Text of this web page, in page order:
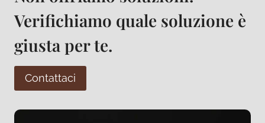
Verifichiamo quale soluzione è
giusta per te.
Contattaci